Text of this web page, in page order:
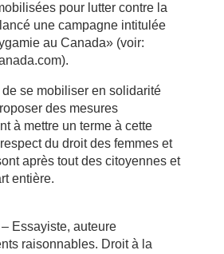
pour lutter contre la
une campagne intitulée
au Canada» (voir:
de se mobiliser en solidarité
des mesures
à mettre un terme à cette
du droit des femmes et
après tout des citoyennes et
entière.
Essayiste, auteure
raisonnables. Droit à la